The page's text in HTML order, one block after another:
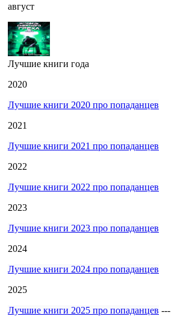
август
Лучшие книги года
2020
Лучшие книги 2020 про попаданцев
2021
Лучшие книги 2021 про попаданцев
2022
Лучшие книги 2022 про попаданцев
2023
Лучшие книги 2023 про попаданцев
2024
Лучшие книги 2024 про попаданцев
2025
Лучшие книги 2025 про попаданцев ---